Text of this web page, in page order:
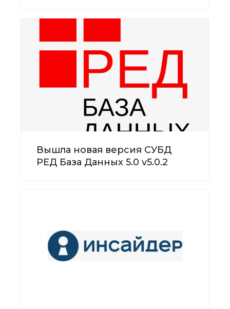
Вышла новая версия СУБД
РЕД База Данных 5.0 v5.0.2